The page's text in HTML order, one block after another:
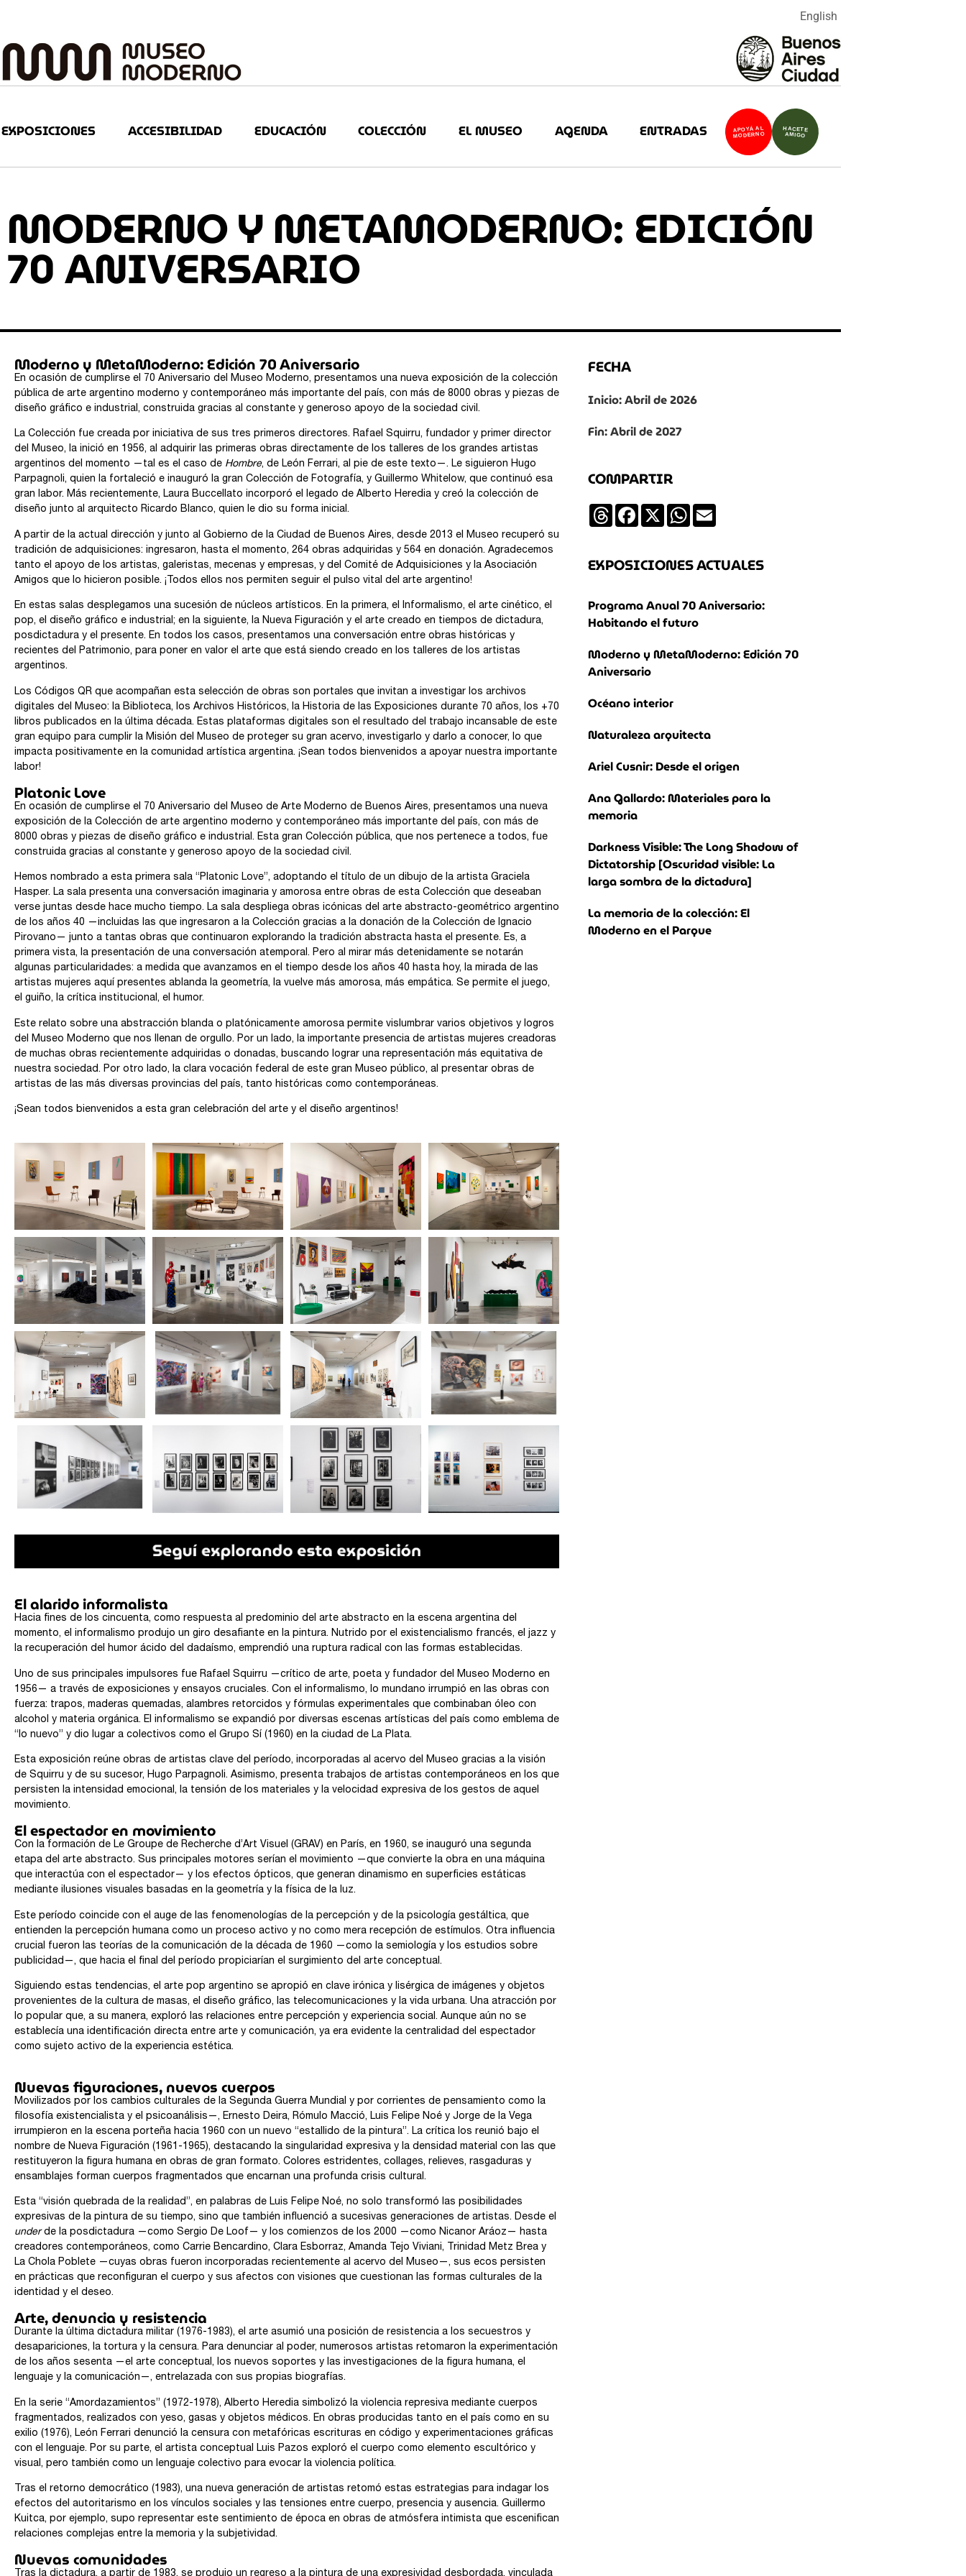
English
EXPOSICIONES ACCESIBILIDAD EDUCACIÓN COLECCIÓN EL MUSEO AGENDA ENTRADAS APOYÁ AL
MODERNO
HACETE
AMIGO
MODERNO Y METAMODERNO: EDICIÓN
70 ANIVERSARIO
Moderno y MetaModerno: Edición 70 Aniversario
En ocasión de cumplirse el 70 Aniversario del Museo Moderno, presentamos una nueva exposición de la colección
pública de arte argentino moderno y contemporáneo más importante del país, con más de 8000 obras y piezas de
diseño gráfico e industrial, construida gracias al constante y generoso apoyo de la sociedad civil.
La Colección fue creada por iniciativa de sus tres primeros directores. Rafael Squirru, fundador y primer director
del Museo, la inició en 1956, al adquirir las primeras obras directamente de los talleres de los grandes artistas
argentinos del momento —tal es el caso de Hombre, de León Ferrari, al pie de este texto—. Le siguieron Hugo
Parpagnoli, quien la fortaleció e inauguró la gran Colección de Fotografía, y Guillermo Whitelow, que continuó esa
gran labor. Más recientemente, Laura Buccellato incorporó el legado de Alberto Heredia y creó la colección de
diseño junto al arquitecto Ricardo Blanco, quien le dio su forma inicial.
A partir de la actual dirección y junto al Gobierno de la Ciudad de Buenos Aires, desde 2013 el Museo recuperó su
tradición de adquisiciones: ingresaron, hasta el momento, 264 obras adquiridas y 564 en donación. Agradecemos
tanto el apoyo de los artistas, galeristas, mecenas y empresas, y del Comité de Adquisiciones y la Asociación
Amigos que lo hicieron posible. ¡Todos ellos nos permiten seguir el pulso vital del arte argentino!
En estas salas desplegamos una sucesión de núcleos artísticos. En la primera, el Informalismo, el arte cinético, el
pop, el diseño gráfico e industrial; en la siguiente, la Nueva Figuración y el arte creado en tiempos de dictadura,
posdictadura y el presente. En todos los casos, presentamos una conversación entre obras históricas y
recientes del Patrimonio, para poner en valor el arte que está siendo creado en los talleres de los artistas
argentinos.
Los Códigos QR que acompañan esta selección de obras son portales que invitan a investigar los archivos
digitales del Museo: la Biblioteca, los Archivos Históricos, la Historia de las Exposiciones durante 70 años, los +70
libros publicados en la última década. Estas plataformas digitales son el resultado del trabajo incansable de este
gran equipo para cumplir la Misión del Museo de proteger su gran acervo, investigarlo y darlo a conocer, lo que
impacta positivamente en la comunidad artística argentina. ¡Sean todos bienvenidos a apoyar nuestra importante
labor!
Platonic Love
En ocasión de cumplirse el 70 Aniversario del Museo de Arte Moderno de Buenos Aires, presentamos una nueva
exposición de la Colección de arte argentino moderno y contemporáneo más importante del país, con más de
8000 obras y piezas de diseño gráfico e industrial. Esta gran Colección pública, que nos pertenece a todos, fue
construida gracias al constante y generoso apoyo de la sociedad civil.
Hemos nombrado a esta primera sala “Platonic Love”, adoptando el título de un dibujo de la artista Graciela
Hasper. La sala presenta una conversación imaginaria y amorosa entre obras de esta Colección que deseaban
verse juntas desde hace mucho tiempo. La sala despliega obras icónicas del arte abstracto-geométrico argentino
de los años 40 —incluidas las que ingresaron a la Colección gracias a la donación de la Colección de Ignacio
Pirovano— junto a tantas obras que continuaron explorando la tradición abstracta hasta el presente. Es, a
primera vista, la presentación de una conversación atemporal. Pero al mirar más detenidamente se notarán
algunas particularidades: a medida que avanzamos en el tiempo desde los años 40 hasta hoy, la mirada de las
artistas mujeres aquí presentes ablanda la geometría, la vuelve más amorosa, más empática. Se permite el juego,
el guiño, la crítica institucional, el humor.
Este relato sobre una abstracción blanda o platónicamente amorosa permite vislumbrar varios objetivos y logros
del Museo Moderno que nos llenan de orgullo. Por un lado, la importante presencia de artistas mujeres creadoras
de muchas obras recientemente adquiridas o donadas, buscando lograr una representación más equitativa de
nuestra sociedad. Por otro lado, la clara vocación federal de este gran Museo público, al presentar obras de
artistas de las más diversas provincias del país, tanto históricas como contemporáneas.
¡Sean todos bienvenidos a esta gran celebración del arte y el diseño argentinos!
El alarido informalista
Hacia fines de los cincuenta, como respuesta al predominio del arte abstracto en la escena argentina del
momento, el informalismo produjo un giro desafiante en la pintura. Nutrido por el existencialismo francés, el jazz y
la recuperación del humor ácido del dadaísmo, emprendió una ruptura radical con las formas establecidas.
Uno de sus principales impulsores fue Rafael Squirru —crítico de arte, poeta y fundador del Museo Moderno en
1956— a través de exposiciones y ensayos cruciales. Con el informalismo, lo mundano irrumpió en las obras con
fuerza: trapos, maderas quemadas, alambres retorcidos y fórmulas experimentales que combinaban óleo con
alcohol y materia orgánica. El informalismo se expandió por diversas escenas artísticas del país como emblema de
“lo nuevo” y dio lugar a colectivos como el Grupo Sí (1960) en la ciudad de La Plata.
Esta exposición reúne obras de artistas clave del período, incorporadas al acervo del Museo gracias a la visión
de Squirru y de su sucesor, Hugo Parpagnoli. Asimismo, presenta trabajos de artistas contemporáneos en los que
persisten la intensidad emocional, la tensión de los materiales y la velocidad expresiva de los gestos de aquel
movimiento.
El espectador en movimiento
Con la formación de Le Groupe de Recherche d’Art Visuel (GRAV) en París, en 1960, se inauguró una segunda
etapa del arte abstracto. Sus principales motores serían el movimiento —que convierte la obra en una máquina
que interactúa con el espectador— y los efectos ópticos, que generan dinamismo en superficies estáticas
mediante ilusiones visuales basadas en la geometría y la física de la luz.
Este período coincide con el auge de las fenomenologías de la percepción y de la psicología gestáltica, que
entienden la percepción humana como un proceso activo y no como mera recepción de estímulos. Otra influencia
crucial fueron las teorías de la comunicación de la década de 1960 —como la semiología y los estudios sobre
publicidad—, que hacia el final del período propiciarían el surgimiento del arte conceptual.
Siguiendo estas tendencias, el arte pop argentino se apropió en clave irónica y lisérgica de imágenes y objetos
provenientes de la cultura de masas, el diseño gráfico, las telecomunicaciones y la vida urbana. Una atracción por
lo popular que, a su manera, exploró las relaciones entre percepción y experiencia social. Aunque aún no se
establecía una identificación directa entre arte y comunicación, ya era evidente la centralidad del espectador
como sujeto activo de la experiencia estética.
Nuevas figuraciones, nuevos cuerpos
Movilizados por los cambios culturales de la Segunda Guerra Mundial y por corrientes de pensamiento como la
filosofía existencialista y el psicoanálisis—, Ernesto Deira, Rómulo Macció, Luis Felipe Noé y Jorge de la Vega
irrumpieron en la escena porteña hacia 1960 con un nuevo “estallido de la pintura”. La crítica los reunió bajo el
nombre de Nueva Figuración (1961-1965), destacando la singularidad expresiva y la densidad material con las que
restituyeron la figura humana en obras de gran formato. Colores estridentes, collages, relieves, rasgaduras y
ensamblajes forman cuerpos fragmentados que encarnan una profunda crisis cultural.
Esta “visión quebrada de la realidad”, en palabras de Luis Felipe Noé, no solo transformó las posibilidades
expresivas de la pintura de su tiempo, sino que también influenció a sucesivas generaciones de artistas. Desde el
underde la posdictadura —como Sergio De Loof— y los comienzos de los 2000 —como Nicanor Aráoz— hasta
creadores contemporáneos, como Carrie Bencardino, Clara Esborraz, Amanda Tejo Viviani, Trinidad Metz Brea y
La Chola Poblete —cuyas obras fueron incorporadas recientemente al acervo del Museo—, sus ecos persisten
en prácticas que reconfiguran el cuerpo y sus afectos con visiones que cuestionan las formas culturales de la
identidad y el deseo.
Arte, denuncia y resistencia
Durante la última dictadura militar (1976-1983), el arte asumió una posición de resistencia a los secuestros y
desapariciones, la tortura y la censura. Para denunciar al poder, numerosos artistas retomaron la experimentación
de los años sesenta —el arte conceptual, los nuevos soportes y las investigaciones de la figura humana, el
lenguaje y la comunicación—, entrelazada con sus propias biografías.
En la serie “Amordazamientos” (1972-1978), Alberto Heredia simbolizó la violencia represiva mediante cuerpos
fragmentados, realizados con yeso, gasas y objetos médicos. En obras producidas tanto en el país como en su
exilio (1976), León Ferrari denunció la censura con metafóricas escrituras en código y experimentaciones gráficas
con el lenguaje. Por su parte, el artista conceptual Luis Pazos exploró el cuerpo como elemento escultórico y
visual, pero también como un lenguaje colectivo para evocar la violencia política.
Tras el retorno democrático (1983), una nueva generación de artistas retomó estas estrategias para indagar los
efectos del autoritarismo en los vínculos sociales y las tensiones entre cuerpo, presencia y ausencia. Guillermo
Kuitca, por ejemplo, supo representar este sentimiento de época en obras de atmósfera intimista que escenifican
relaciones complejas entre la memoria y la subjetividad.
Nuevas comunidades
FECHA
Inicio: Abril de 2026
Fin: Abril de 2027
COMPARTIR
ThreadsFacebook
X WhatsApp
EXPOSICIONES ACTUALES
Programa Anual 70 Aniversario:
Habitando el futuro
Moderno y MetaModerno: Edición 70
Aniversario
Océano interior
Naturaleza arquitecta
Ariel Cusnir: Desde el origen
Ana Gallardo: Materiales para la
memoria
Darkness Visible: The Long Shadow of
Dictatorship [Oscuridad visible: La
larga sombra de la dictadura]
La memoria de la colección: El
Moderno en el Parque